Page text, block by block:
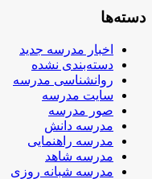
دسته‌ها
اخبار مدرسه جدید
دسته‌بندی نشده
روانشناسی مدرسه
سایت مدرسه
صور مدرسه
مدرسه دانش
مدرسه راهنمایی
مدرسه شاهد
مدرسه شبانه روزی